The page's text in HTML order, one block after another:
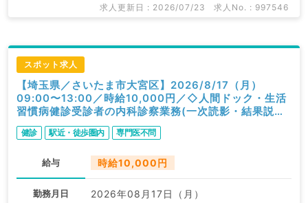
求人更新日 : 2026/07/23 求人No. : 997546
スポット求人
【埼玉県／さいたま市大宮区】2026/8/17（月）
09:00〜13:00／時給10,000円／◇人間ドック・生活
習慣病健診受診者の内科診察業務(一次読影・結果説明
含む)◇／内科
健診 駅近・徒歩圏内 専門医不問
給与 時給10,000円
勤務月日 2026年08月17日（月）